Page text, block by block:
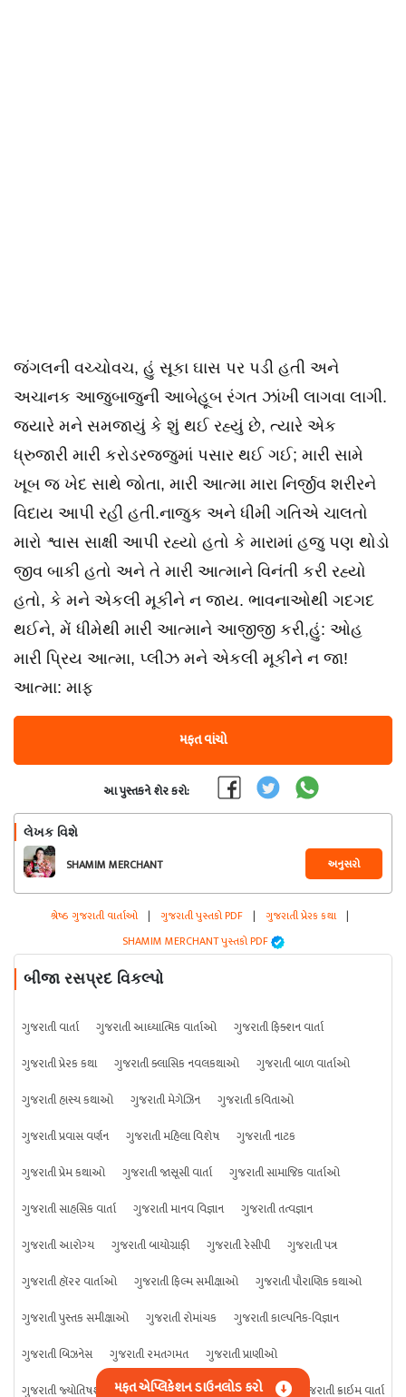
જંગલની વચ્ચોવચ, હું સૂકા ઘાસ પર પડી હતી અને
અચાનક આજુબાજુની આબેહૂબ રંગત ઝાંખી લાગવા લાગી.
જ્યારે મને સમજાયું કે શું થઈ રહ્યું છે, ત્યારે એક
ધ્રુજારી મારી કરોડરજ્જુમાં પસાર થઈ ગઈ; મારી સામે
ખૂબ જ ખેદ સાથે જોતા, મારી આત્મા મારા નિર્જીવ શરીરને
વિદાય આપી રહી હતી.નાજુક અને ધીમી ગતિએ ચાલતો
મારો શ્વાસ સાક્ષી આપી રહ્યો હતો કે મારામાં હજુ પણ થોડો
જીવ બાકી હતો અને તે મારી આત્માને વિનંતી કરી રહ્યો
હતો, કે મને એકલી મૂકીને ન જાય. ભાવનાઓથી ગદગદ
થઈને, મેં ધીમેથી મારી આત્માને આજીજી કરી,હું: ઓહ
મારી પ્રિય આત્મા, પ્લીઝ મને એકલી મૂકીને ન જા!
આત્મા: માફ
મફત વાંચો
આ પુસ્તકને શેર કરો:
લેખક વિશે
SHAMIM MERCHANT અનુસરો
શ્રેષ્ઠ ગુજરાતી વાર્તાઓ | ગુજરાતી પુસ્તકો PDF | ગુજરાતી પ્રેરક કથા |
SHAMIM MERCHANT પુસ્તકો PDF
બીજા રસપ્રદ વિકલ્પો
ગુજરાતી વાર્તા ગુજરાતી આધ્યાત્મિક વાર્તાઓ
ગુજરાતી ફિક્શન વાર્તા
ગુજરાતી પ્રેરક કથા
ગુજરાતી ક્લાસિક નવલકથાઓ
ગુજરાતી બાળ વાર્તાઓ
ગુજરાતી હાસ્ય કથાઓ
ગુજરાતી મેગેઝિન
ગુજરાતી કવિતાઓ
ગુજરાતી પ્રવાસ વર્ણન
ગુજરાતી મહિલા વિશેષ
ગુજરાતી નાટક
ગુજરાતી પ્રેમ કથાઓ
ગુજરાતી જાસૂસી વાર્તા
ગુજરાતી સામાજિક વાર્તાઓ
ગુજરાતી સાહસિક વાર્તા
ગુજરાતી માનવ વિજ્ઞાન
ગુજરાતી તત્વજ્ઞાન
ગુજરાતી આરોગ્ય
ગુજરાતી બાયોગ્રાફી ગુજરાતી રેસીપી
ગુજરાતી પત્ર
ગુજરાતી હૉરર વાર્તાઓ
ગુજરાતી ફિલ્મ સમીક્ષાઓ
ગુજરાતી પૌરાણિક કથાઓ
ગુજરાતી પુસ્તક સમીક્ષાઓ
ગુજરાતી રોમાંચક
ગુજરાતી કાલ્પનિક-વિજ્ઞાન
ગુજરાતી બિઝનેસ
ગુજરાતી રમતગમત
ગુજરાતી પ્રાણીઓ
ગુજરાતી જ્યોતિષશાસ્ત્ર
ગુજરાતી વિજ્ઞાન ગુજરાતી કંઈપણ ગુજરાતી ક્રાઇમ વાર્તા
મફત એપ્લિકેશન ડાઉનલોડ કરો